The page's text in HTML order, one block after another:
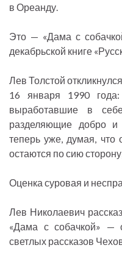
в Ореанду.
Это — «Дама с
декабрьской книге
Лев Толстой
16 января 1990
выработавшие в
разделяющие добро и
теперь уже, думая, что
остаются по сию
Оценка суровая и
Лев Николаевич
«Дама с собачкой» —
светлых рассказов